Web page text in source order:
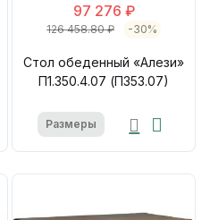
97 276 ₽
126 458.80 ₽ -30%
Стол обеденный «Алези»
П1.350.4.07 (П353.07)
Размеры